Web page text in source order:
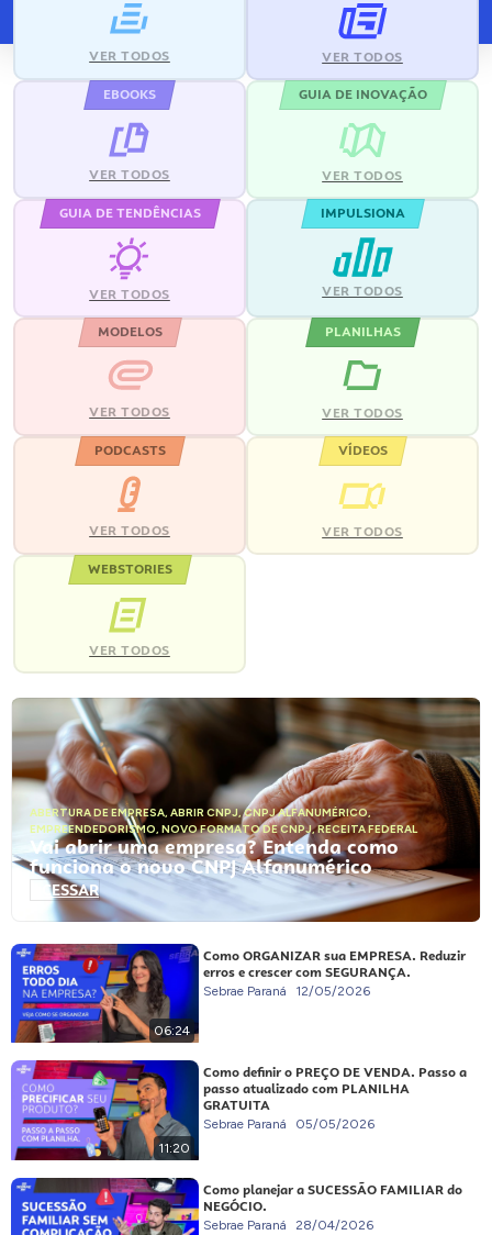
VER TODOS VER TODOS
EBOOKS
VER TODOS
GUIA DE INOVAÇÃO
VER TODOS
GUIA DE TENDÊNCIAS
VER TODOS
IMPULSIONA
VER TODOS
MODELOS
VER TODOS
PLANILHAS
VER TODOS
PODCASTS
VER TODOS
VÍDEOS
VER TODOS
WEBSTORIES
VER TODOS
ABERTURA DE EMPRESA, ABRIR CNPJ,CNPJ ALFANUMÉRICO,
EMPREENDEDORISMO, NOVO FORMATO DE CNPJ,RECEITA FEDERAL
Vai abrir uma empresa? Entenda como
funciona o novo CNPJ Alfanumérico
ACESSAR
06:24
Como ORGANIZAR sua EMPRESA. Reduzir
erros e crescer com SEGURANÇA.
Sebrae Paraná 12/05/2026
11:20
Como definir o PREÇO DE VENDA. Passo a
passo atualizado com PLANILHA
GRATUITA
Sebrae Paraná 05/05/2026
Como planejar a SUCESSÃO FAMILIAR do
NEGÓCIO.
Sebrae Paraná 28/04/2026